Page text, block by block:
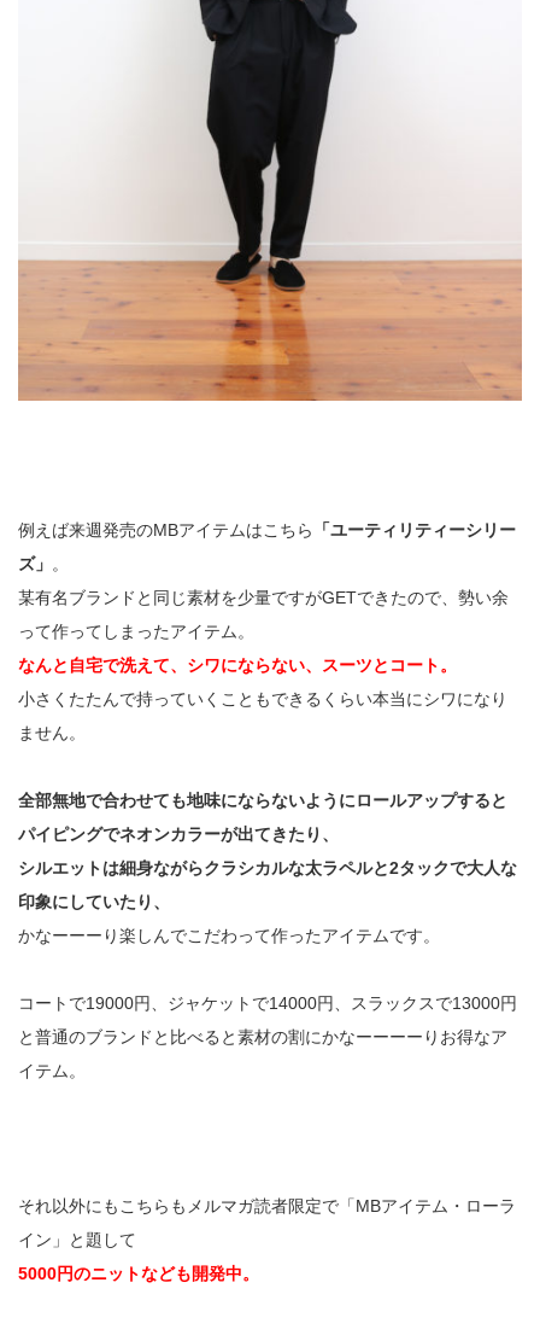
例えば来週発売のMBアイテムはこちら
「ユーティリティーシリー
ズ」 。
某有名ブランドと同じ素材を少量ですがGETできたので、勢い余
って作ってしまったアイテム。
なんと自宅で洗えて、シワにならない、スーツとコート。
小さくたたんで持っていくこともできるくらい本当にシワになり
ません。
全部無地で合わせても地味にならないようにロールアップすると
パイピングでネオンカラーが出てきたり、
シルエットは細身ながらクラシカルな太ラペルと2タックで大人な
印象にしていたり、
かなーーーり楽しんでこだわって作ったアイテムです。
コートで19000円、ジャケットで14000円、スラックスで13000円
と普通のブランドと比べると素材の割にかなーーーーりお得なア
イテム。
それ以外にもこちらもメルマガ読者限定で「MBアイテム・ローラ
イン」と題して
5000円のニットなども開発中。